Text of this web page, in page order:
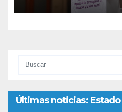
educativa
Últimas noticias: Estado